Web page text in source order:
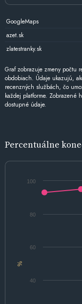
GoogleMaps
azet.sk
zlatestranky.sk
Graf zobrazuje zmeny počtu
obdobiach. Údaje ukazujú,
recenzných službách, čo
každej platforme. Zobrazené
dostupné údaje.
Percentuálne
%
40
60
80
100